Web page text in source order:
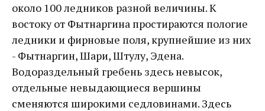
около 100 ледников разной величины. К
востоку от Фытнаргина простираются пологие
ледники и фирновые поля, крупнейшие из них
- Фытнаргин, Шари, Штулу, Эдена.
Водораздельный гребень здесь невысок,
отдельные невыдающиеся вершины
сменяются широкими седловинами. Здесь